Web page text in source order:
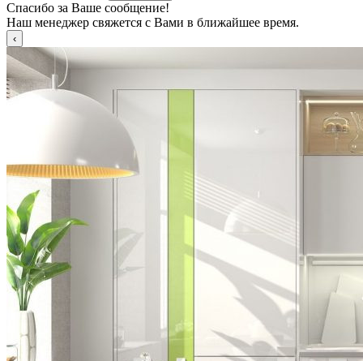
Спасибо за Ваше сообщение!
Наш менеджер свяжется с Вами в ближайшее время.